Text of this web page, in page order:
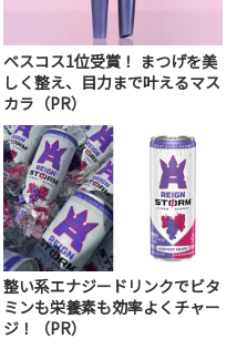
ベスコス1位受賞！ まつげを美
しく整え、目力まで叶えるマス
カラ（PR）
整い系エナジードリンクでビタ
ミンも栄養素も効率よくチャー
ジ！（PR）